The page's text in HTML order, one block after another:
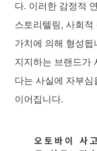
다. 이러한 감정적
스토리텔링, 사회적
가치에 의해 형성됩
지지하는 브랜드가
다는 사실에 자부
이어집니다.
오토바이 사